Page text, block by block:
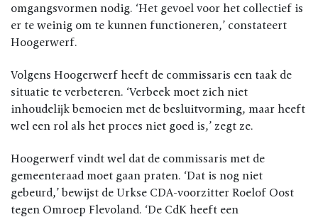
omgangsvormen nodig. ‘Het gevoel voor het collectief is
er te weinig om te kunnen functioneren,’ constateert
Hoogerwerf.
Volgens Hoogerwerf heeft de commissaris een taak de
situatie te verbeteren. ‘Verbeek moet zich niet
inhoudelijk bemoeien met de besluitvorming, maar heeft
wel een rol als het proces niet goed is,’ zegt ze.
Hoogerwerf vindt wel dat de commissaris met de
gemeenteraad moet gaan praten. ‘Dat is nog niet
gebeurd,’ bewijst de Urkse CDA-voorzitter Roelof Oost
tegen Omroep Flevoland. ‘De CdK heeft een